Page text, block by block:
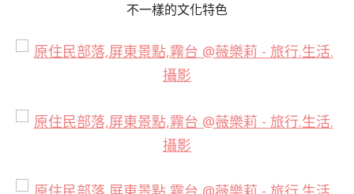
不一樣的文化特色